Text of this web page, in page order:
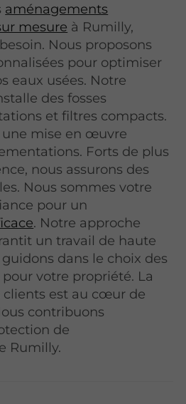
aménagements
mesure à Rumilly,
Nous proposons
pour optimiser
eaux usées. Notre
des fosses
et filtres compacts.
une mise en œuvre
Forts de plus
nous assurons des
Nous sommes votre
pour un
. Notre approche
un travail de haute
dans le choix des
votre propriété. La
clients est au cœur de
contribuons
de
Rumilly.